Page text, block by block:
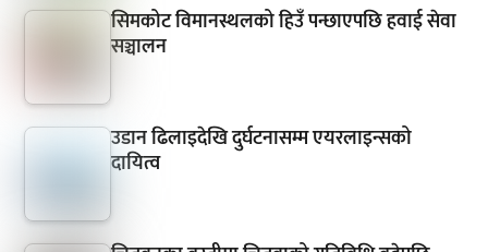
सिमकोट विमानस्थलको हिउँ पन्छाएपछि हवाई सेवा
सञ्चालन
उडान ढिलाइदेखि दुर्घटनासम्म एयरलाइन्सको
दायित्व